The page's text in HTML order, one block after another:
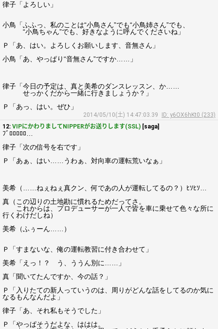
律子「よろしい」
小鳥「ふふっ、私のことは“小鳥さん”でも“小鳥姉さん”でも、
“小鳥ちゃん”でも、好きなように呼んでくださいね」
Ｐ「あ、はい。よろしくお願いします、音無さん」
小鳥「あ、やっぱり“音無さん”ですか……」
律子「今日の予定は、真と美希のダンスレッスン、か……
せっかくだから一緒に行きましょうか？」
Ｐ「あっ、はい。ぜひ」
2014/05/10(土) 14:47:03.39
ID: y6OX6hKt0 (233)
12: VIPにかわりましてNIPPERがお送りします(SSL) [saga]
ﾌﾞﾛﾛﾛﾛﾛ…
律子「次の信号を右です」
Ｐ「あぁ、はい……うわぁ、対向車の運転荒いなぁ」
美希（……ねぇねぇ真クン、何であの人が運転してるの？）ﾋｿﾋｿ…
真（この辺りの土地勘に慣れるためだってさ。
これからは、プロデューサーが一人で皆を車に乗せて色々な所に
行くわけだしね）
美希（ふぅーん……）
Ｐ「すまないな、俺の運転教習に付き合わせて」
美希「えっ！？ う、ううん別に……」
真「聞いてたんですか、今の話？」
Ｐ「入りたての新人っていうのは、周りがどんな話をしてるのか気に
なるもんなんだよ」
律子「あ、それ私もそうでした」
Ｐ「やっぱそうだよな、ははは。